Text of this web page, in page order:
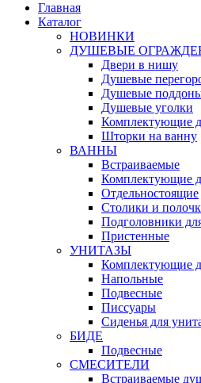
Главная
Каталог
НОВИНКИ
ДУШЕВЫЕ
Двери в нишу
Душевые
Душевые
Душевые уголки
Комплектующие
Шторки на ванну
ВАННЫ
Встраиваемые
Комплектующие
Отдельностоящие
Столики и
Подголовники
Пристенные
УНИТАЗЫ
Комплектующие
Напольные
Подвесные
Писсуары
Сиденья для
БИДЕ
Подвесные
СМЕСИТЕЛИ
Встраиваемые